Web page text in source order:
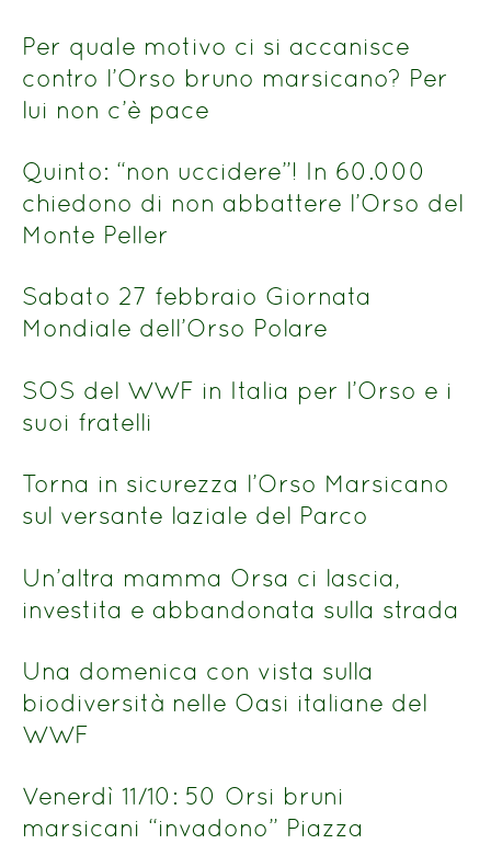
Per quale motivo ci si accanisce
contro l’Orso bruno marsicano? Per
lui non c’è pace
Quinto: “non uccidere”! In 60.000
chiedono di non abbattere l’Orso del
Monte Peller
Sabato 27 febbraio Giornata
Mondiale dell’Orso Polare
SOS del WWF in Italia per l’Orso e i
suoi fratelli
Torna in sicurezza l’Orso Marsicano
sul versante laziale del Parco
Un’altra mamma Orsa ci lascia,
investita e abbandonata sulla strada
Una domenica con vista sulla
biodiversità nelle Oasi italiane del
WWF
Venerdì 11/10: 50 Orsi bruni
marsicani “invadono” Piazza